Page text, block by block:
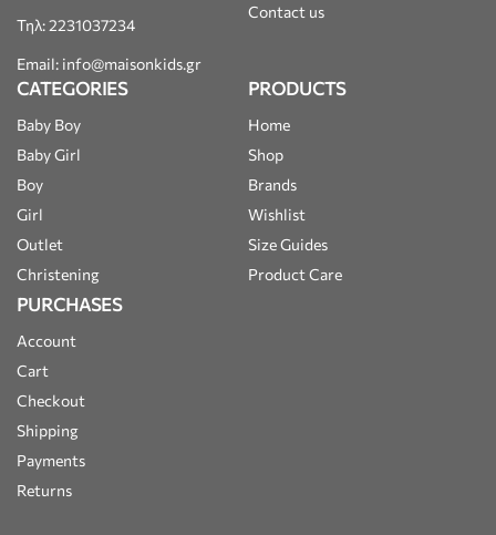
Τηλ: 2231037234
Email: info@maisonkids.gr
Contact us
CATEGORIES
Baby Boy
Baby Girl
Boy
Girl
Outlet
Christening
PRODUCTS
Home
Shop
Brands
Wishlist
Size Guides
Product Care
PURCHASES
Account
Cart
Checkout
Shipping
Payments
Returns